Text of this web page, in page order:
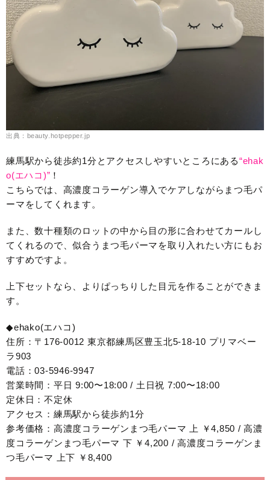
出典：beauty.hotpepper.jp
練馬駅から徒歩約1分とアクセスしやすいところにある“ehak
o(エハコ)” ！
こちらでは、高濃度コラーゲン導入でケアしながらまつ毛パ
ーマをしてくれます。
また、数十種類のロットの中から目の形に合わせてカールし
てくれるので、似合うまつ毛パーマを取り入れたい方にもお
すすめですよ。
上下セットなら、よりぱっちりした目元を作ることができま
す。
◆ehako(エハコ)
住所：〒176-0012 東京都練馬区豊玉北5-18-10 プリマベー
ラ903
電話：03-5946-9947
営業時間：平日 9:00〜18:00 / 土日祝 7:00〜18:00
定休日：不定休
アクセス：練馬駅から徒歩約1分
参考価格：高濃度コラーゲンまつ毛パーマ 上 ￥4,850 / 高濃
度コラーゲンまつ毛パーマ 下 ￥4,200 / 高濃度コラーゲンま
つ毛パーマ 上下 ￥8,400